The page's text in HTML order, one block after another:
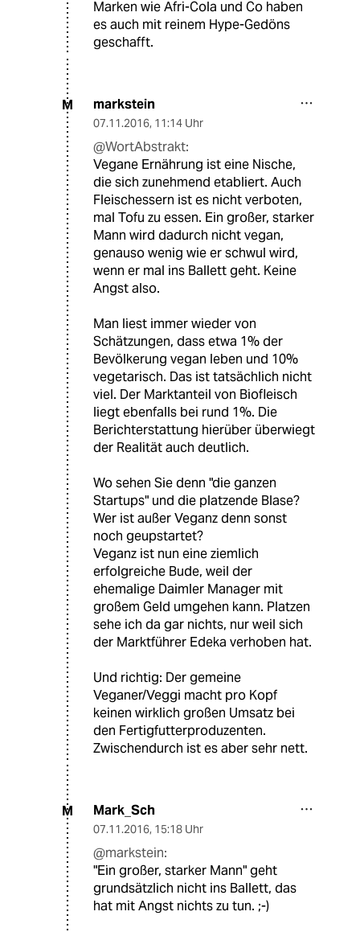
Marken wie Afri-Cola und Co haben
es auch mit reinem Hype-Gedöns
geschafft.
M markstein
07.11.2016, 11:14 Uhr
@WortAbstrakt:
Vegane Ernährung ist eine Nische,
die sich zunehmend etabliert. Auch
Fleischessern ist es nicht verboten,
mal Tofu zu essen. Ein großer, starker
Mann wird dadurch nicht vegan,
genauso wenig wie er schwul wird,
wenn er mal ins Ballett geht. Keine
Angst also.
Man liest immer wieder von
Schätzungen, dass etwa 1% der
Bevölkerung vegan leben und 10%
vegetarisch. Das ist tatsächlich nicht
viel. Der Marktanteil von Biofleisch
liegt ebenfalls bei rund 1%. Die
Berichterstattung hierüber überwiegt
der Realität auch deutlich.
Wo sehen Sie denn "die ganzen
Startups" und die platzende Blase?
Wer ist außer Veganz denn sonst
noch geupstartet?
Veganz ist nun eine ziemlich
erfolgreiche Bude, weil der
ehemalige Daimler Manager mit
großem Geld umgehen kann. Platzen
sehe ich da gar nichts, nur weil sich
der Marktführer Edeka verhoben hat.
Und richtig: Der gemeine
Veganer/Veggi macht pro Kopf
keinen wirklich großen Umsatz bei
den Fertigfutterproduzenten.
Zwischendurch ist es aber sehr nett.
M Mark_Sch
07.11.2016, 15:18 Uhr
@markstein:
"Ein großer, starker Mann" geht
grundsätzlich nicht ins Ballett, das
hat mit Angst nichts zu tun. ;-)